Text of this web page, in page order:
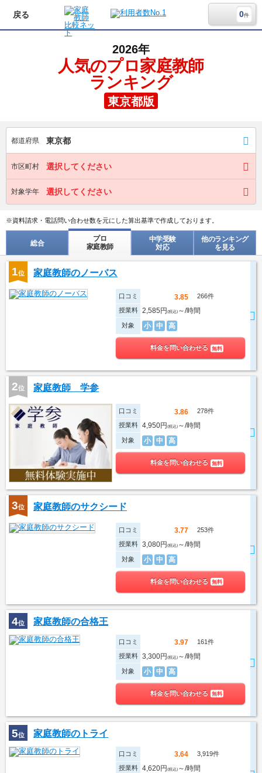
戻る 0件
2026年
人気のプロ家庭教師
ランキング
東京都版
都道府県 東京都
市区町村 選択してください
対象学年 選択してください
※資料請求・電話問い合わせ数を元にした算出基準で作成しております。
総合
プロ
家庭教師
中学受験
対応
他のランキング
を見る
1位 家庭教師のノーバス
口コミ 3.85
266件
授業料
2,585円(税込) ～/時間
対象 小 中 高
料金を問い合わせる 無料
2位 家庭教師 学参
口コミ 3.86
278件
授業料
4,950円(税込) ～/時間
対象 小 中 高
料金を問い合わせる 無料
3位 家庭教師のサクシード
口コミ 3.77
253件
授業料
3,080円(税込) ～/時間
対象 小 中 高
料金を問い合わせる 無料
4位 家庭教師の合格王
口コミ 3.97
161件
授業料
3,300円(税込) ～/時間
対象 小 中 高
料金を問い合わせる 無料
5位 家庭教師のトライ
口コミ 3.64
3,919件
授業料
4,620円(税込) ～/時間